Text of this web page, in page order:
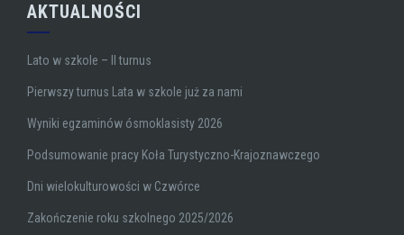
AKTUALNOŚCI
Lato w szkole – II turnus
Pierwszy turnus Lata w szkole już za nami
Wyniki egzaminów ósmoklasisty 2026
Podsumowanie pracy Koła Turystyczno-Krajoznawczego
Dni wielokulturowości w Czwórce
Zakończenie roku szkolnego 2025/2026